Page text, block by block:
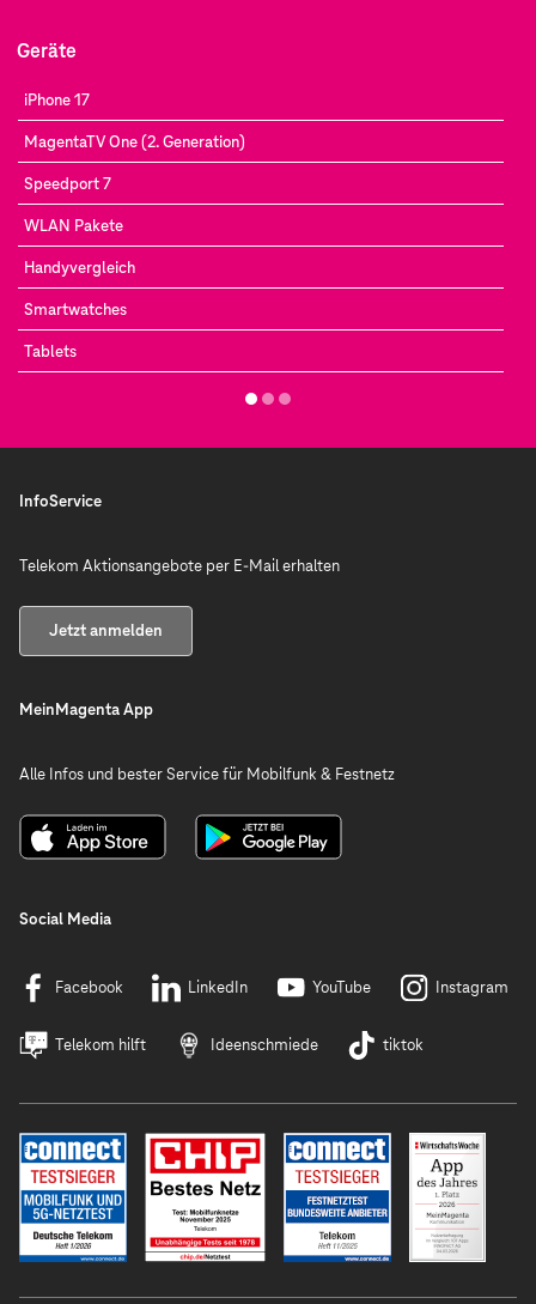
Geräte
iPhone 17
MagentaTV One (2. Generation)
Speedport 7
WLAN Pakete
Handyvergleich
Smartwatches
Tablets
InfoService
Telekom Aktionsangebote per E-Mail erhalten
Jetzt anmelden
MeinMagenta App
Alle Infos und bester Service für Mobilfunk & Festnetz
Social Media
Facebook LinkedIn YouTube Instagram
Telekom hilft Ideenschmiede tiktok